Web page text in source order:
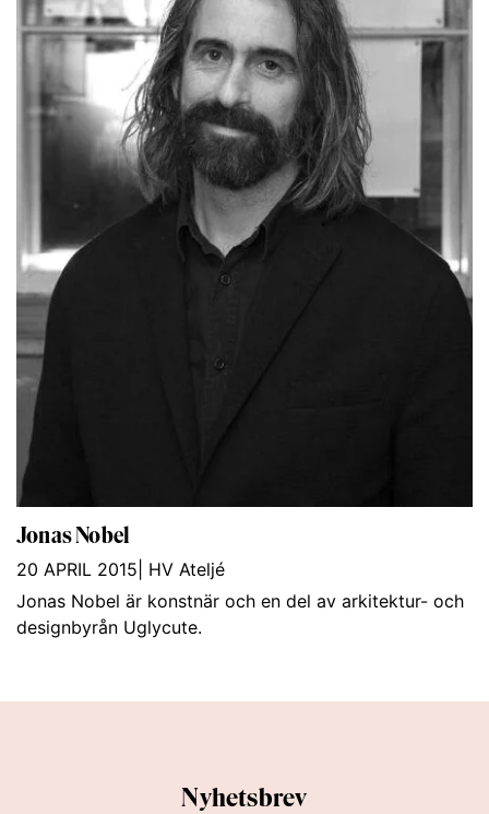
Jonas Nobel
20 APRIL 2015 HV Ateljé
Jonas Nobel är konstnär och en del av arkitektur- och
designbyrån Uglycute.
Nyhetsbrev